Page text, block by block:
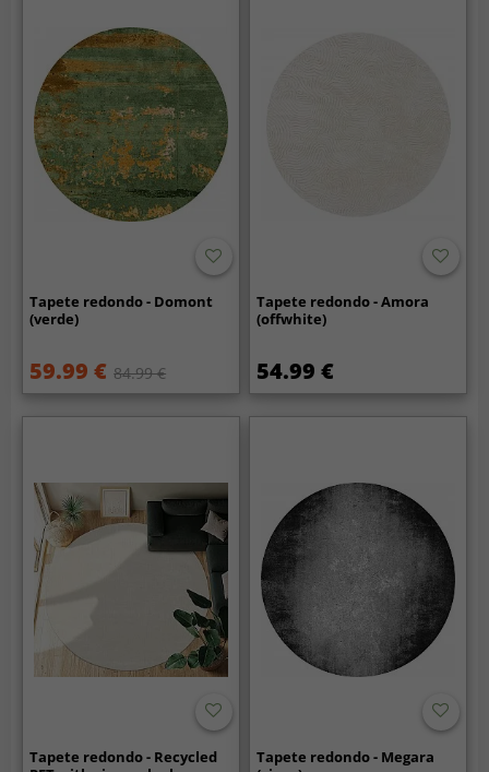
Tapete redondo - Domont
(verde)
59.99 € 84.99 €
Tapete redondo - Amora
(offwhite)
54.99 €
Tapete redondo - Recycled
Tapete redondo - Megara